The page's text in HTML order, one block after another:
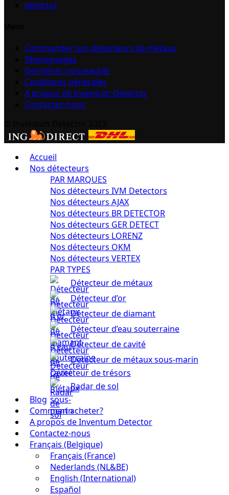
Commander nos détecteurs de métaux
Témoignages
Dernières nouveautés
Conditions générales
A propos de Inventum Detector
Contactez-nous
Accueil
Nos détecteurs
PAR MARQUES
Nos détecteurs IVM Detectors
Nos détecteurs AJAX
Nos détecteurs BR DETECTOR
Nos détecteurs GER DETECT
Nos détecteurs LORENZ
Nos détecteurs OKM
Nos détecteurs VERTEX
PAR TYPES
Détecteur de métaux
Détecteur d’or
Détecteur de diamant
Détecteur d’eau souterraine
Détecteur de cavité
Détecteur de métaux sous-marin
Détecteur de trésors
Radar de sol
Blog
Comment acheter?
A propos de Inventum Detector
Contactez-nous
Français (Belgique)
Français (France)
Nederlands (NL&BE)
English (International)
Español